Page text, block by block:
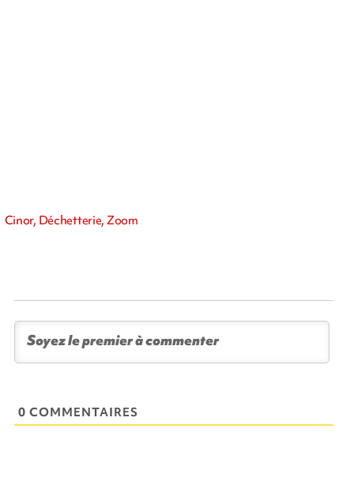
Cinor, Déchetterie, Zoom
0 COMMENTAIRES